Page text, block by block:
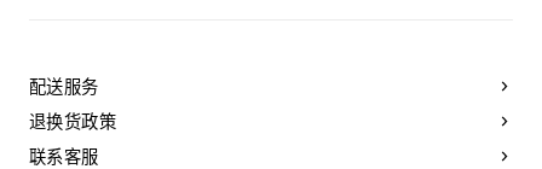
系带式绑带
编号：RR0KK865C.38NO
配送服务
退换货政策
联系客服